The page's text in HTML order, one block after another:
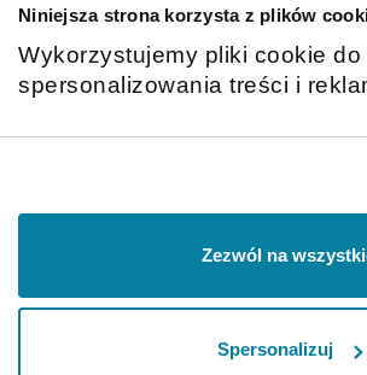
Niniejsza strona korzysta z plików
Wykorzystujemy pliki cookie do
spersonalizowania treści i
naszej witrynie. Informacje o
z naszej witryny,
danymi otrzymanymi od Ciebie
podczas korzystania z ich
Zezwól na
Spersonalizuj